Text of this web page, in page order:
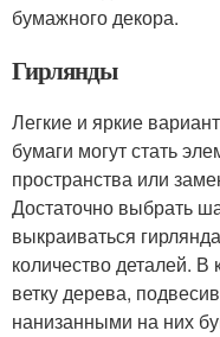
бумажного декора.
Гирлянды
Легкие и яркие
бумаги могут стать
пространства или
Достаточно выбрать
выкраиваться
количество деталей.
ветку дерева,
нанизанными на них